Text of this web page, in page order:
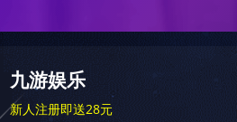
印染纺织